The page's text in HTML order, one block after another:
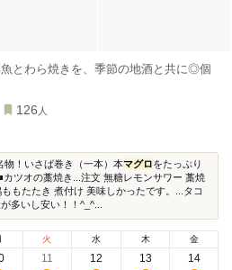
魚とわら焼きを、季節の地酒と共に◎個
126 人
！いさば巻き（一本）本マグロをたっぷり
オの藁焼き...注文 無糖レモンサワー 藁焼
もたたき 煮付け 美味しかったです。...タコ
多いし安い！！^_^...
火
11
水
12
木
13
金
14